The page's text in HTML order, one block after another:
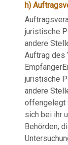
h)
juristische
andere
Auftrag des
juristische
andere
offengelegt
sich bei ihr
Behörden,